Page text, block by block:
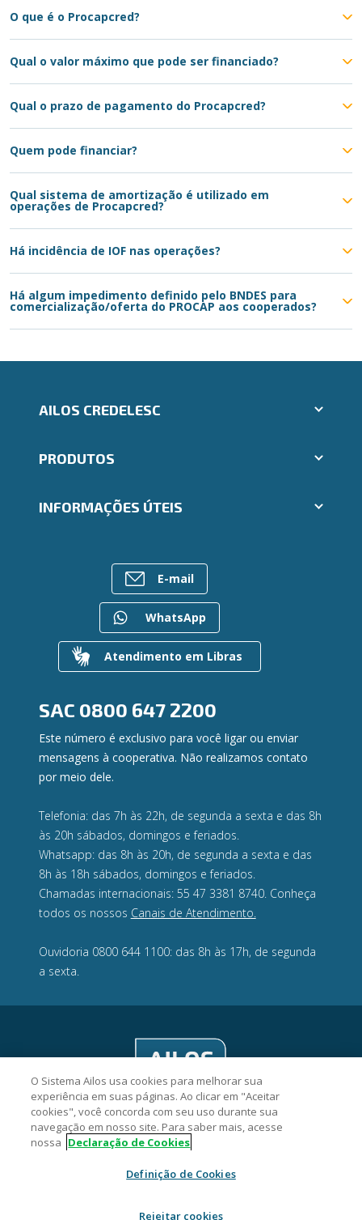
O que é o Procapcred?
Qual o valor máximo que pode ser financiado?
Qual o prazo de pagamento do Procapcred?
Quem pode financiar?
Qual sistema de amortização é utilizado em
operações de Procapcred?
Há incidência de IOF nas operações?
Há algum impedimento definido pelo BNDES para
comercialização/oferta do PROCAP aos cooperados?
AILOS CREDELESC
Indique um amigo
Trabalhe Conosco
Ailos Educação
Gerenciar Cookies
PRODUTOS
Consórcios
Para empresas
INFORMAÇÕES ÚTEIS
Postos de Atendimento
Regularização de dívidas
Valores a Receber
Contato
Canal de Ética
Ouvidoria
E-mail
WhatsApp
Atendimento em Libras
SAC 0800 647 2200
Este número é exclusivo para você ligar ou enviar
mensagens à cooperativa. Não realizamos contato
por meio dele.
Telefonia: das 7h às 22h, de segunda a sexta e das 8h
às 20h sábados, domingos e feriados.
Whatsapp: das 8h às 20h, de segunda a sexta e das
8h às 18h sábados, domingos e feriados.
Chamadas internacionais: 55 47 3381 8740. Conheça
todos os nossos Canais de Atendimento.
Ouvidoria 0800 644 1100: das 8h às 17h, de segunda
a sexta.
Credelesc Cooperativa de Crédito - CNPJ 08.850.613/0001-20
2026 Sistema Ailos. Todos os direitos reservados.
O Sistema Ailos usa cookies para melhorar sua
experiência em suas páginas. Ao clicar em "Aceitar
cookies", você concorda com seu uso durante sua
navegação em nosso site. Para saber mais, acesse
nossa Declaração de Cookies
Definição de Cookies
Rejeitar cookies